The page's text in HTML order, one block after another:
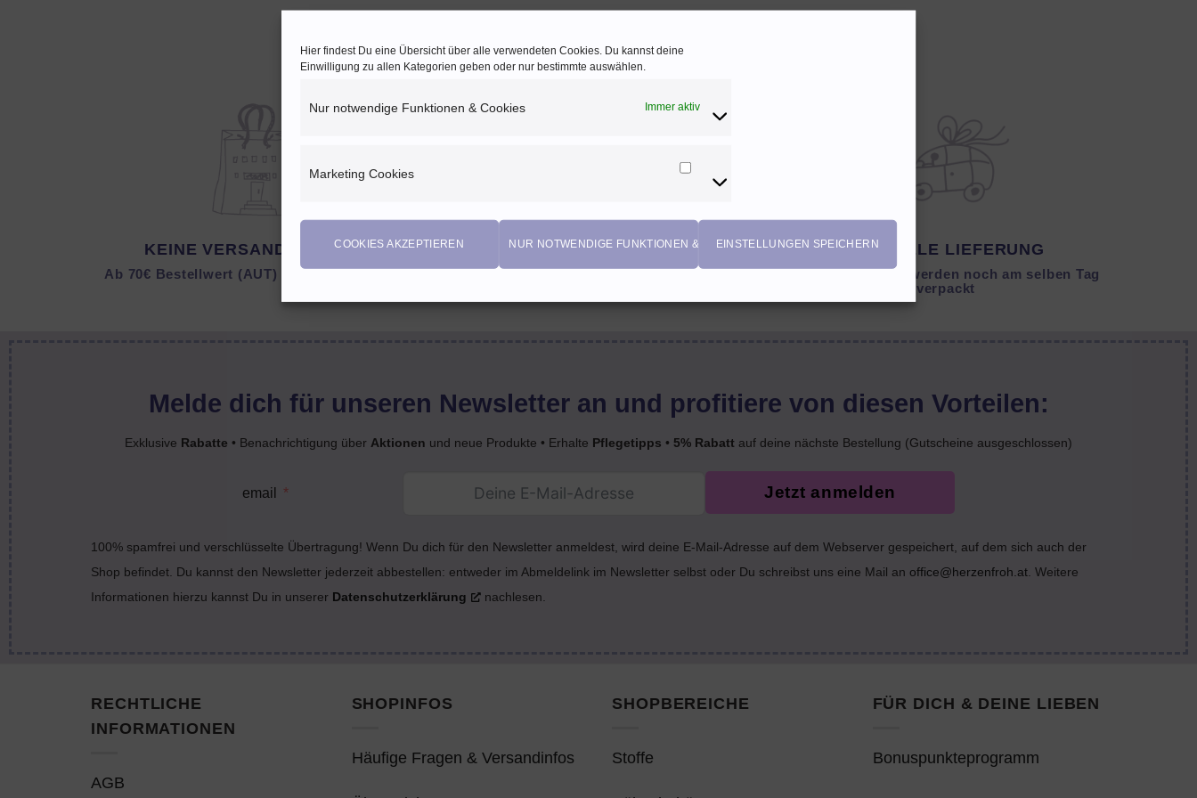
Hier findest Du eine Übersicht über alle verwendeten Cookies. Du kannst deine
Einwilligung zu allen Kategorien geben oder nur bestimmte auswählen.
Nur notwendige Funktionen & Cookies Immer aktiv
Marketing Cookies
Marketing
COOKIES AKZEPTIEREN NUR NOTWENDIGE FUNKTIONEN & COOKIESEINSTELLUNGEN SPEICHERN
KEINE VERSANDKOSTEN
Ab 70€ Bestellwert (AUT) bzw. 150 € (DEU)
EIGENPRODUKTIONEN
Einzigartige Stoffdesigns von Herzenfroh
SCHNELLE LIEFERUNG
Lagernde Artikel werden noch am selben Tag
verpackt
Melde dich für unseren Newsletter an und profitiere von diesen Vorteilen:
Exklusive Rabatte • Benachrichtigung über Aktionen und neue Produkte • Erhalte Pflegetipps • 5% Rabatt auf deine nächste Bestellung (Gutscheine ausgeschlossen)
email Jetzt anmelden
100% spamfrei und verschlüsselte Übertragung! Wenn Du dich für den Newsletter anmeldest, wird deine E-Mail-Adresse auf dem Webserver gespeichert, auf dem sich auch der
Shop befindet. Du kannst den Newsletter jederzeit abbestellen: entweder im Abmeldelink im Newsletter selbst oder Du schreibst uns eine Mail an office@herzenfroh.at . Weitere
Informationen hierzu kannst Du in unserer Datenschutzerklärung nachlesen.
RECHTLICHE
INFORMATIONEN
AGB
SHOPINFOS
Häufige Fragen & Versandinfos
SHOPBEREICHE
Stoffe
FÜR DICH & DEINE LIEBEN
Bonuspunkteprogramm